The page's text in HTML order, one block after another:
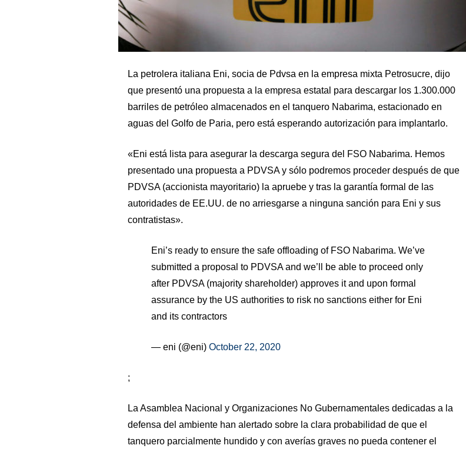
La petrolera italiana Eni, socia de Pdvsa en la empresa mixta Petrosucre, dijo
que presentó una propuesta a la empresa estatal para descargar los 1.300.000
barriles de petróleo almacenados en el tanquero Nabarima, estacionado en
aguas del Golfo de Paria, pero está esperando autorización para implantarlo.
«Eni está lista para asegurar la descarga segura del FSO Nabarima. Hemos
presentado una propuesta a PDVSA y sólo podremos proceder después de que
PDVSA (accionista mayoritario) la apruebe y tras la garantía formal de las
autoridades de EE.UU. de no arriesgarse a ninguna sanción para Eni y sus
contratistas».
Eni’s ready to ensure the safe offloading of FSO Nabarima. We’ve
submitted a proposal to PDVSA and we’ll be able to proceed only
after PDVSA (majority shareholder) approves it and upon formal
assurance by the US authorities to risk no sanctions either for Eni
and its contractors
— eni (@eni) October 22, 2020
;
La Asamblea Nacional y Organizaciones No Gubernamentales dedicadas a la
defensa del ambiente han alertado sobre la clara probabilidad de que el
tanquero parcialmente hundido y con averías graves no pueda contener el